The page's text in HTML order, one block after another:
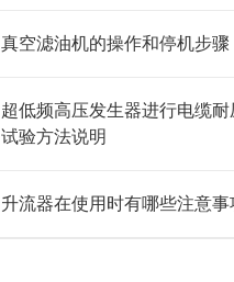
真空滤油机的操作和停机步骤
超低频高压发生器进行电缆耐
试验方法说明
升流器在使用时有哪些注意事